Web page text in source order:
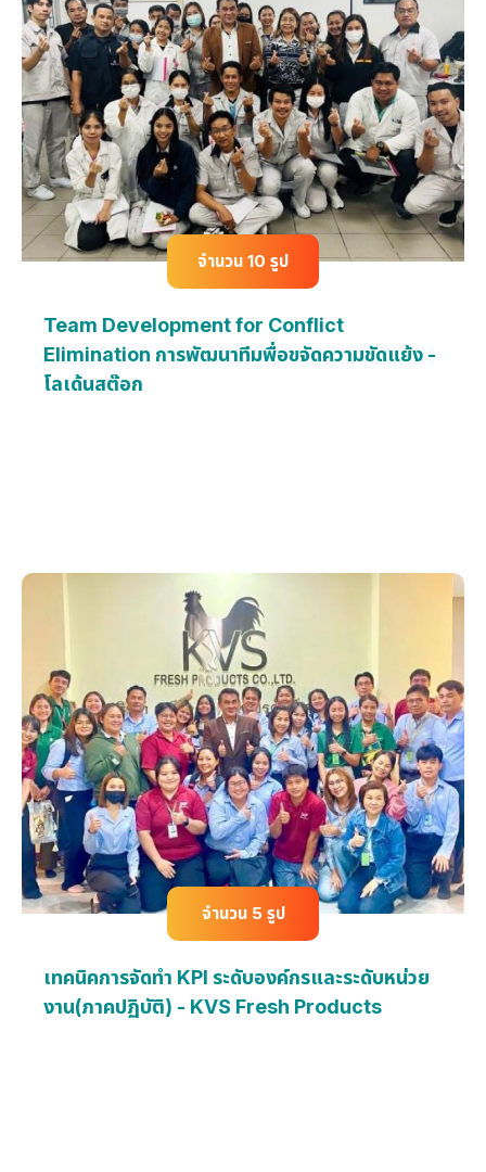
จำนวน 10 รูป
Team Development for Conflict
Elimination การพัฒนาทีมพื่อขจัดความขัดแย้ง -
โลเด้นสต๊อก
จำนวน 5 รูป
เทคนิคการจัดทำ KPI ระดับองค์กรและระดับหน่วย
งาน(ภาคปฏิบัติ) - KVS Fresh Products